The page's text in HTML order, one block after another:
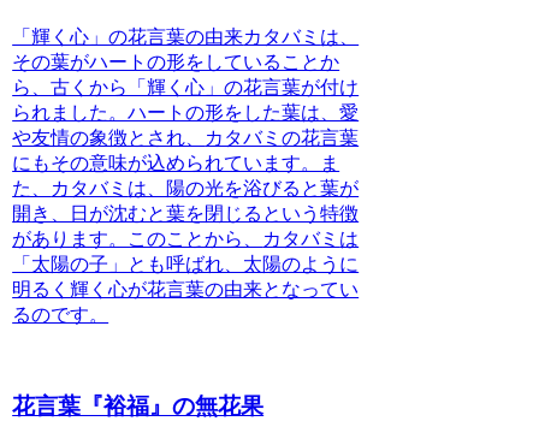
「輝く心」の花言葉の由来カタバミ は、
その葉がハートの形をしていることか
ら、古くから「輝く心」の花言葉が付け
られました。ハートの形をした葉は、愛
や友情の象徴とされ、
カタバミの花言葉
にもその意味が込められています。ま
た、
カタバミ は、陽の光を浴びると葉が
開き、日が沈むと葉を閉じるという特徴
があります。このことから、
カタバミ は
「太陽の子」とも呼ばれ、太陽のように
明るく輝く心が花言葉の由来となってい
るのです。
花言葉『裕福』の無花果